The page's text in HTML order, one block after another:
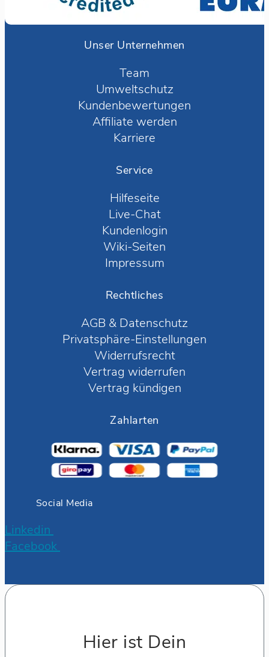
Unser Unternehmen
Team
Umweltschutz
Kundenbewertungen
Affiliate werden
Karriere
Service
Hilfeseite
Live-Chat
Kundenlogin
Wiki-Seiten
Impressum
Rechtliches
AGB & Datenschutz
Privatsphäre-Einstellungen
Widerrufsrecht
Vertrag widerrufen
Vertrag kündigen
Zahlarten
Social Media
Linkedin
Facebook
Hier ist Dein